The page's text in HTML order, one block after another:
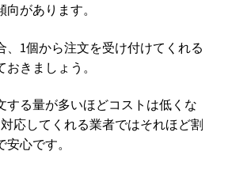
があります。
、1個から注文を受け付けてくれる
きましょう。
する量が多いほどコストは低くな
応してくれる業者ではそれほど割
心です。